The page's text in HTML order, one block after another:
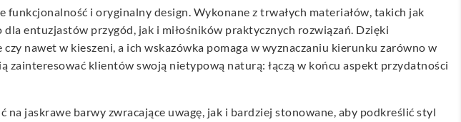
i oryginalny design. Wykonane z trwałych materiałów, takich jak
entuzjastów przygód, jak i miłośników praktycznych rozwiązań. Dzięki
nawet w kieszeni, a ich wskazówka pomaga w wyznaczaniu kierunku zarówno w
klientów swoją nietypową naturą: łączą w końcu aspekt przydatności
jaskrawe barwy zwracające uwagę, jak i bardziej stonowane, aby podkreślić styl